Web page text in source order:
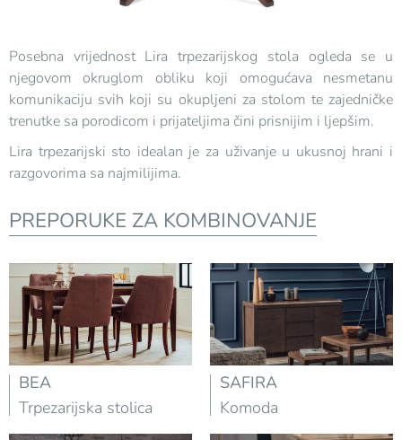
Posebna vrijednost Lira trpezarijskog stola ogleda se u
njegovom okruglom obliku koji omogućava nesmetanu
komunikaciju svih koji su okupljeni za stolom te zajedničke
trenutke sa porodicom i prijateljima čini prisnijim i ljepšim.
Lira trpezarijski sto idealan je za uživanje u ukusnoj hrani i
razgovorima sa najmilijima.
PREPORUKE ZA KOMBINOVANJE
BEA
Trpezarijska stolica
SAFIRA
Komoda